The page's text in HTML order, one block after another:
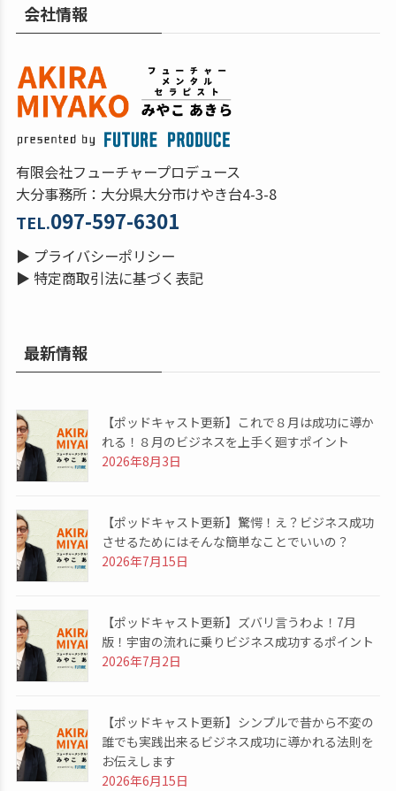
会社情報
有限会社フューチャープロデュース
大分事務所：大分県大分市けやき台4-3-8
TEL.097-597-6301
▶ プライバシーポリシー
▶ 特定商取引法に基づく表記
最新情報
【ポッドキャスト更新】これで８月は成功に導か
れる！８月のビジネスを上手く廻すポイント
2026年8月3日
【ポッドキャスト更新】驚愕！え？ビジネス成功
させるためにはそんな簡単なことでいいの？
2026年7月15日
【ポッドキャスト更新】ズバリ言うわよ！7月
版！宇宙の流れに乗りビジネス成功するポイント
2026年7月2日
【ポッドキャスト更新】シンプルで昔から不変の
誰でも実践出来るビジネス成功に導かれる法則を
お伝えします
2026年6月15日